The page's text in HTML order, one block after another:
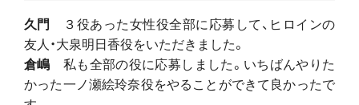
久門 ３役あった女性役全部に応募して、ヒロインの
友人・大泉明日香役をいただきました。
倉嶋 私も全部の役に応募しました。いちばんやりた
かった一ノ瀬絵玲奈役をやることができて良かったで